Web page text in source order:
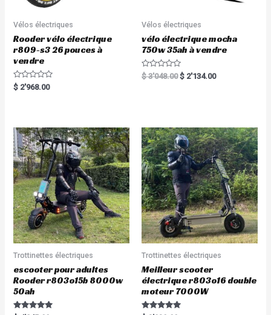
Vélos électriques
Rooder vélo électrique
r809-s3 26 pouces à
vendre
R
a
o
u
t
o
f
5
$ 2'968.00
Vélos électriques
vélo électrique mocha
750w 35ah à vendre
R
a
t
o
f
5
$3'048.00 $ 2'134.00
Trottinettes électriques
escooter pour adultes
Rooder r803o15b 8000w
50ah
Trottinettes électriques
Meilleur scooter
électrique r803o16 double
moteur 7000W